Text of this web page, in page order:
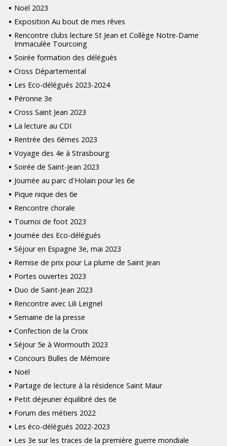
Noël 2023
Exposition Au bout de mes rêves
Rencontre clubs lecture St Jean et Collège Notre-Dame
Immaculée Tourcoing
Soirée formation des délégués
Cross Départemental
Les Eco-délégués 2023-2024
Péronne 3e
Cross Saint Jean 2023
La lecture au CDI
Rentrée des 6èmes 2023
Voyage des 4e à Strasbourg
Soirée de Saint-Jean 2023
Journée au parc d'Holain pour les 6e
Pique nique des 6e
Rencontre chorale
Tournoi de foot 2023
Journée des Eco-délégués
Séjour en Espagne 3e, mai 2023
Remise de prix pour La plume de Saint Jean
Portes ouvertes 2023
Duo de Saint-Jean 2023
Rencontre avec Lili Leignel
Semaine de la presse
Confection de la Croix
Séjour 5e à Wormouth 2023
Concours Bulles de Mémoire
Noël
Partage de lecture à la résidence Saint Maur
Petit déjeuner équilibré des 6e
Forum des métiers 2022
Les éco-délégués 2022-2023
Les 3e sur les traces de la première guerre mondiale